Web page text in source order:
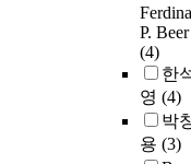
P. Beer
(4)
한
영 (4)
박
용 (3)